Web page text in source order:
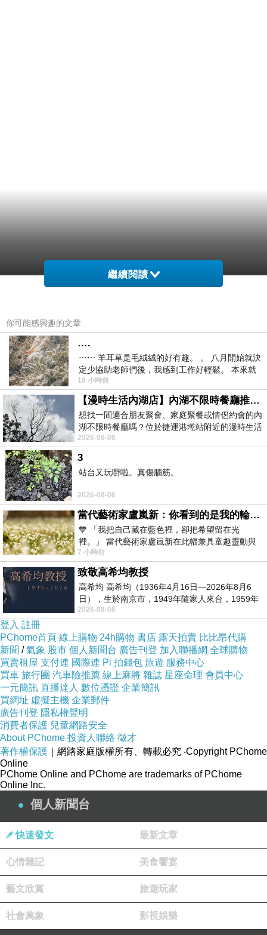
繼續閱讀
你可能感興趣的文章
….
⋯⋯ 羊耳草是毛絨絨的好有趣。 。 八月開始就決
定少協助老師們後，我感到工作好輕鬆。 本來就
不是我的工作啊。 真
18 小時前
【漫時生活內湖店】內湖不限時餐廳推薦｜捷運港墘站美食，聚餐、約會、家庭聚會首選，正餐甜點一次滿足
想找一間適合朋友聚會、家庭聚餐或情侶約會的內
湖不限時餐廳嗎？位於捷運港墘站附近的漫時生活
內湖店，從捷運站步行約4分鐘即可抵
2026-08-06
3
站台又玩嘢啦。真傷腦筋。
2026-08-06
當代藝術家盧嵐新：你看到的是我的輪廓，還是你的故事？——藏在藍色裡的希望與光
💙 「我把自己藏在藍色裡，卻把希望留在光
裡。」 當代藝術家盧嵐新在此幅兼具童趣靈動與
抽象韻味的新作中，用湛藍的羽翼般色塊包覆著
7 小時前
致敬高希均教授
高希均 高希均（1936年4月16日—2026年8月6
日），生於南京市，1949年隨家人來台，1959年
赴美深造並取得經濟發展博士學位。曾任
2026-08-06
登入 註冊
PChome首頁 線上購物 24h購物 書店 露天拍賣 比比昂代購
新聞 /氣象 股市 個人新聞台 廣告刊登 加入聯播網 全球購物
買賣租屋 支付連 國際連 Pi 拍錢包 旅遊 服務中心
買車 旅行團 汽車險推薦 線上麻將 雜誌 星座命理 會員中心
一元簡訊 直播達人 數位憑證 企業簡訊
買網址 虛擬主機 企業郵件
廣告刊登 隱私權聲明
消費者保護 兒童網路安全
About PChome 投資人聯絡 徵才
著作權保護 ｜網路家庭版權所有、轉載必究 ‧Copyright PChome
Online
PChome Online and PChome are trademarks of PChome
Online Inc.
個人新聞台
快速發文 最新文章
心情雜記 美食饗宴
藝文欣賞 旅遊玩家
社會萬象 影視娛樂